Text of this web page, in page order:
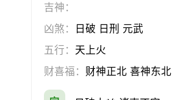
吉神：
凶煞：
日破 日刑 元武
五行： 天上火
财喜福： 财神正北 喜神东北